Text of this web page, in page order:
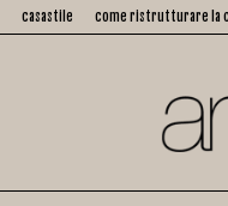
casastile come ristrutturare la